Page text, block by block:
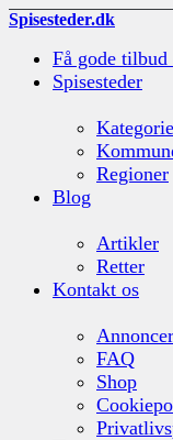
Spisesteder.dk
Få gode tilbud
Spisesteder
Regioner
Blog
Artikler
Retter
Kontakt os
FAQ
Shop